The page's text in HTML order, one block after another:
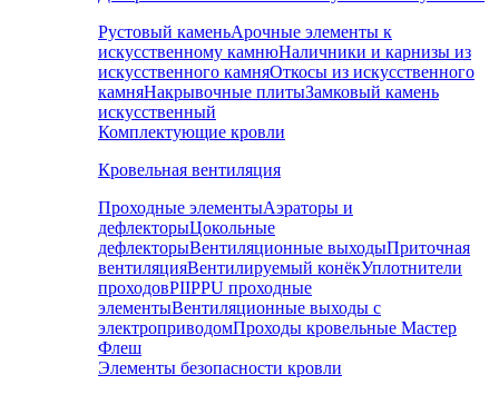
Рустовый каменьАрочные элементы к
искусственному камнюНаличники и карнизы из
искусственного камняОткосы из искусственного
камняНакрывочные плитыЗамковый камень
искусственный
Комплектующие кровли
Кровельная вентиляция
Проходные элементыАэраторы и
дефлекторыЦокольные
дефлекторыВентиляционные выходыПриточная
вентиляцияВентилируемый конёкУплотнители
проходовPIIPPU проходные
элементыВентиляционные выходы с
электроприводомПроходы кровельные Мастер
Флеш
Элементы безопасности кровли